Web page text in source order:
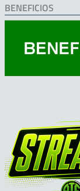
BENEFICIOS